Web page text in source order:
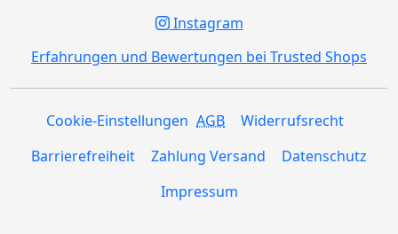
Instagram
Erfahrungen und Bewertungen bei Trusted Shops
Cookie-Einstellungen AGB
Widerrufsrecht
Barrierefreiheit
Zahlung Versand
Datenschutz
Impressum